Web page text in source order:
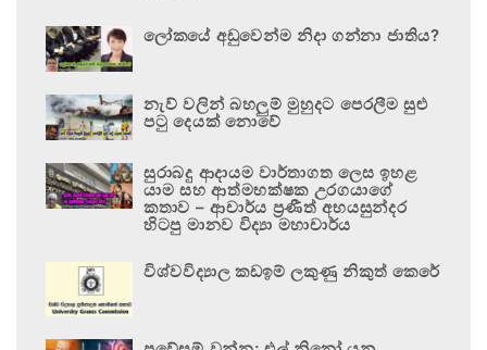
ලෝකයේ අඩුවෙන්ම නිදා ගන්නා ජාතිය?
නැව් වලින් බහලුම් මුහුදට පෙරලීම සුළු
පටු දෙයක් නොවේ
සුරාබදු ආදායම වාර්තාගත ලෙස ඉහළ
යාම සහ ආත්මභක්ෂක උරගයාගේ
කතාව – ආචාර්ය ප්‍රණීත් අභයසුන්දර
හිටපු මානව විද්‍යා මහාචාර්ය
විශ්වවිද්‍යාල කඩඉම් ලකුණු නිකුත් කෙරේ